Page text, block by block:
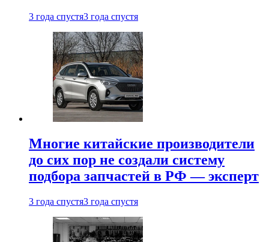
3 года спустя3 года спустя
Многие китайские производители
до сих пор не создали систему
подбора запчастей в РФ — эксперт
3 года спустя3 года спустя